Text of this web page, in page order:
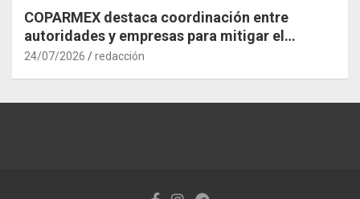
COPARMEX destaca coordinación entre
autoridades y empresas para mitigar el
impacto del Tren México–Querétaro
24/07/2026 redacción